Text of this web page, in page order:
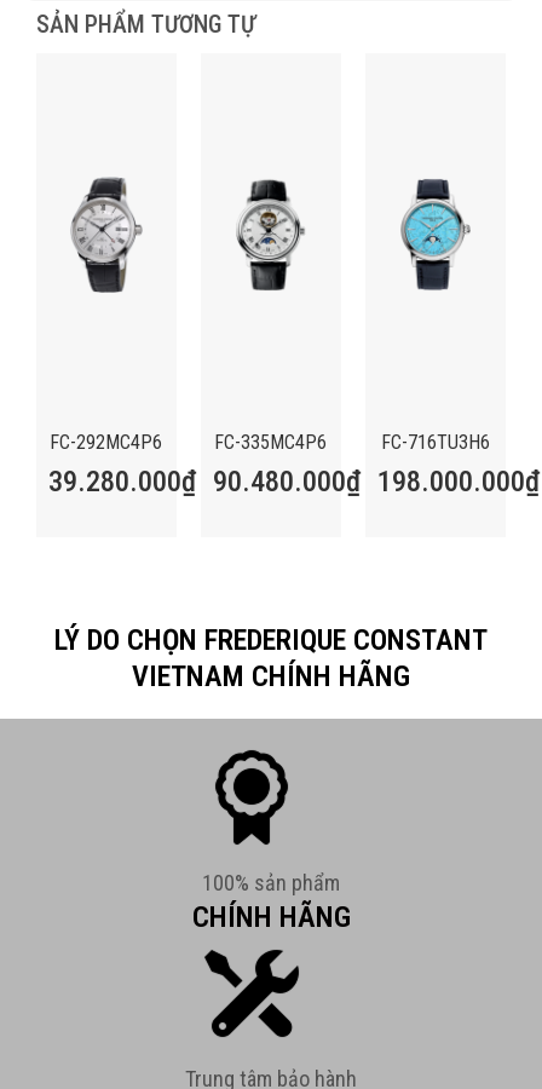
SẢN PHẨM TƯƠNG TỰ
FC-292MC4P6
39.280.000₫
FC-335MC4P6
90.480.000₫
FC-716TU3H6
198.000.000₫
LÝ DO CHỌN FREDERIQUE CONSTANT
VIETNAM CHÍNH HÃNG
100% sản phẩm
CHÍNH HÃNG
Trung tâm bảo hành